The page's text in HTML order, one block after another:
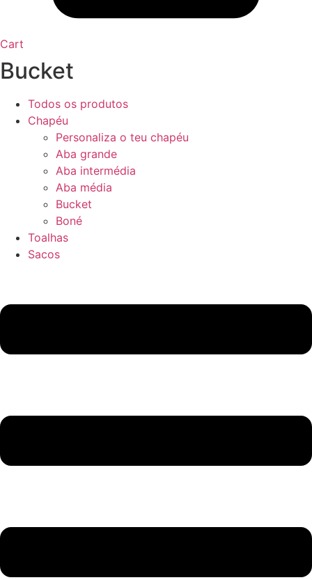
Cart
Bucket
Todos os produtos
Chapéu
Personaliza o teu chapéu
Aba grande
Aba intermédia
Aba média
Bucket
Boné
Toalhas
Sacos